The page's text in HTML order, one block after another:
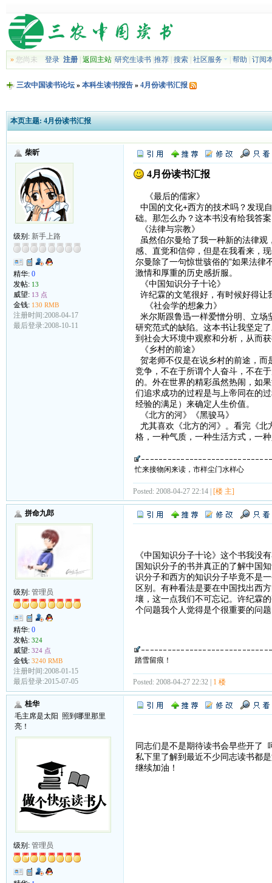
»您尚未 登录 注册| 返回主站| 研究生读书| 推荐| 搜索| 社区服务 帮助 订阅
三农中国读书论坛» 本科生读书报告» 4月份读书汇报
本页主题: 4月份读书汇报
柴昕
级别: 新手上路
精华: 0
发帖: 13
威望: 13 点
金钱: 130 RMB
注册时间:2008-04-17
最后登录:2008-10-11
4月份读书汇报
《最后的儒家》
中国的文化+西方的技术吗？发现
础。那怎么办？这本书没有给我答
《法律与宗教》
虽然伯尔曼给了我一种新的法律
感、直觉和信仰，但是在我看来，
尔曼除了一句惊世骇俗的”如果法律
激情和厚重的历史感折服。
《中国知识分子十论》
许纪霖的文笔很好，有时候好得
《社会学的想象力》
米尔斯跟鲁迅一样爱憎分明、立
研究范式的缺陷。这本书让我坚定
到社会大环境中观察和分析，从而
《乡村的前途》
贺老师不仅是在说乡村的前途，
竞争，不在于所谓个人奋斗，不在
的。外在世界的精彩虽然热闹，如
们追求成功的过程是与上帝同在的
经验的满足）来确定人生价值。
《北方的河》《黑骏马》
尤其喜欢《北方的河》。看完《
格，一种气质，一种生活方式，一
忙来接物闲来读，市样尘门水样心
Posted: 2008-04-27 22:14 | [楼 主]
拼命九郎
级别: 管理员
精华: 0
发帖: 324
威望: 324 点
金钱: 3240 RMB
注册时间:2008-01-15
最后登录:2015-07-05
《中国知识分子十论》这个书我没
国知识分子的书并真正的了解中国
识分子和西方的知识分子毕竟不是
区别。有种看法是要在中国找出西
壤，这一点我们不可忘记。许纪霖
个问题我个人觉得是个很重要的问
踏雪留痕！
Posted: 2008-04-27 22:32 | 1 楼
桂华
毛主席是太阳 照到哪里那里
亮！
级别: 管理员
同志们是不是期待读书会早些开了
私下里了解到最近不少同志读书都
继续加油！